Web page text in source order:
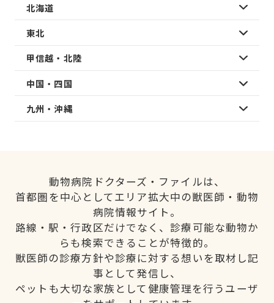
北海道
東北
甲信越・北陸
中国・四国
九州・沖縄
動物病院ドクターズ・ファイルは、
首都圏を中心としてエリア拡大中の獣医師・動物
病院情報サイト。
路線・駅・行政区だけでなく、診療可能な動物か
らも検索できることが特徴的。
獣医師の診療方針や診療に対する想いを取材し記
事として発信し、
ペットも大切な家族として健康管理を行うユーザ